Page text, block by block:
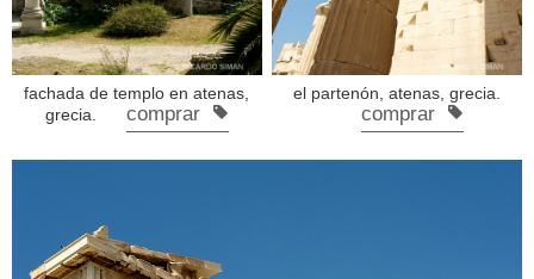
fachada de templo en atenas,
grecia.
comprar
el partenón, atenas, grecia.
comprar